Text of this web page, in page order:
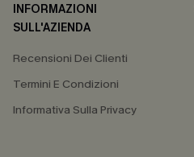
INFORMAZIONI
SULL'AZIENDA
Recensioni Dei Clienti
Termini E Condizioni
Informativa Sulla Privacy